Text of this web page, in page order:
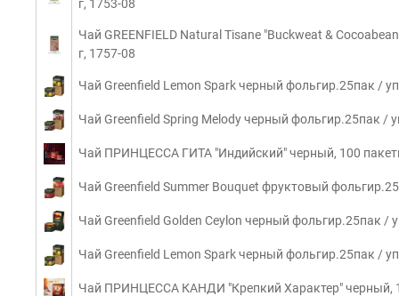
г, 1753-08
Чай GREENFIELD Natural Tisane "Buckweat &
г, 1757-08
Чай Greenfield Lemon Spark черный фольгир.25пак /
Чай Greenfield Spring Melody черный фольгир.25пак /
Чай ПРИНЦЕССА ГИТА "Индийский" черный, 100
Чай Greenfield Summer Bouquet фруктовый
Чай Greenfield Golden Ceylon черный фольгир.25пак /
Чай Greenfield Lemon Spark черный фольгир.25пак /
Чай ПРИНЦЕССА КАНДИ "Крепкий Характер" черный,